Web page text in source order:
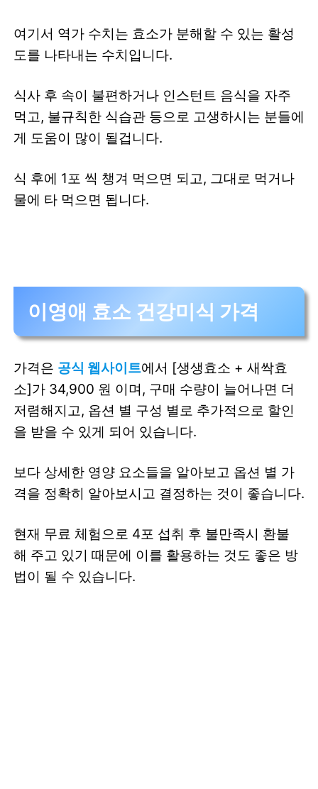
여기서 역가 수치는 효소가 분해할 수 있는 활성
도를 나타내는 수치입니다.
식사 후 속이 불편하거나 인스턴트 음식을 자주
먹고, 불규칙한 식습관 등으로 고생하시는 분들에
게 도움이 많이 될겁니다.
식 후에 1포 씩 챙겨 먹으면 되고, 그대로 먹거나
물에 타 먹으면 됩니다.
이영애 효소 건강미식 가격
가격은 공식 웹사이트에서 [생생효소 + 새싹효
소]가 34,900 원 이며, 구매 수량이 늘어나면 더
저렴해지고, 옵션 별 구성 별로 추가적으로 할인
을 받을 수 있게 되어 있습니다.
보다 상세한 영양 요소들을 알아보고 옵션 별 가
격을 정확히 알아보시고 결정하는 것이 좋습니다.
현재 무료 체험으로 4포 섭취 후 불만족시 환불
해 주고 있기 때문에 이를 활용하는 것도 좋은 방
법이 될 수 있습니다.